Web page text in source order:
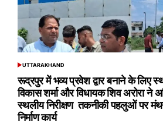
POSTED
UTTARAKHAND
रूद्रपुर में भव्य प्रवेश द्वार बनाने के लिए
विकास शर्मा और विधायक शिव अरोरा ने
स्थलीय निरीक्षण तकनीकी पहलुओं पर
निर्माण कार्य